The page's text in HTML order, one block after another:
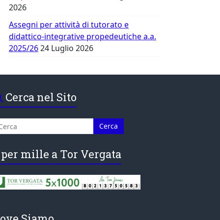
2026
Assegni per attività di tutorato e
didattico-integrative propedeutiche a.a.
2025/2624 Luglio 2026
Cerca nel Sito
per mille a Tor Vergata